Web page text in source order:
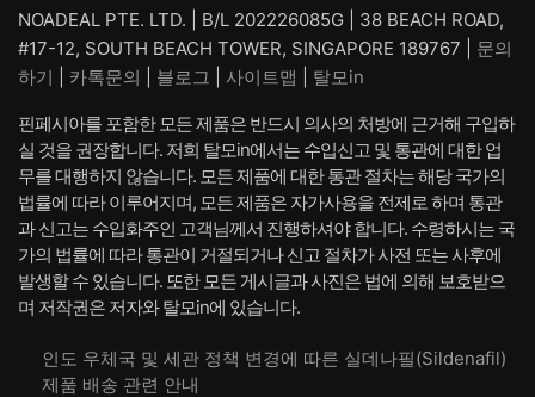
격:
₩ 66,080.
격:
₩ 55,080.
₩ 64,560.₩
NOADEAL PTE. LTD. | B/L 202226085G | 38 BEACH ROAD,
#17-12, SOUTH BEACH TOWER, SINGAPORE 189767 | 문의
하기
카톡문의 블로그 사이트맵 탈모in
핀페시아를 포함한 모든 제품은 반드시 의사의 처방에 근거해 구입하
실 것을 권장합니다. 저희 탈모in에서는 수입신고 및 통관에 대한 업
무를 대행하지 않습니다. 모든 제품에 대한 통관 절차는 해당 국가의
법률에 따라 이루어지며, 모든 제품은 자가사용을 전제로 하며 통관
과 신고는 수입화주인 고객님께서 진행하셔야 합니다. 수령하시는 국
가의 법률에 따라 통관이 거절되거나 신고 절차가 사전 또는 사후에
발생할 수 있습니다. 또한 모든 게시글과 사진은 법에 의해 보호받으
며 저작권은 저자와 탈모in에 있습니다.
인도 우체국 및 세관 정책 변경에 따른 실데나필(Sildenafil)
제품 배송 관련 안내